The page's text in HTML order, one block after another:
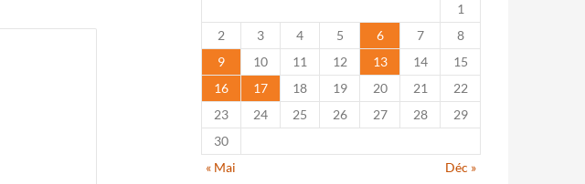
1
2
3 4 5 6 7
8
9
10 11 12 13 14
15
16
17 18 19 20 21
22
23
24 25 26 27 28
29
30
« Mai
Déc »